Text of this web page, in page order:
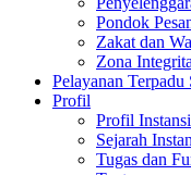
Pondok
Zakat dan
Zona
Pelayanan Terpadu
Profil
Profil Instansi
Sejarah
Tugas dan